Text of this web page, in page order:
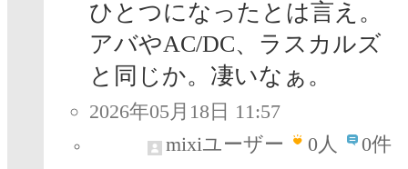
ひとつになったとは言え。
アバやAC/DC、ラスカルズ
と同じか。凄いなぁ。
2026年05月18日 11:57
mixiユーザー
0人 0件